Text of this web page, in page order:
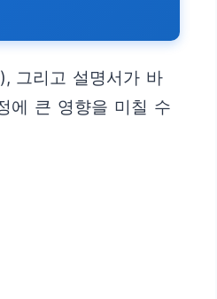
그리고 설명서가 바
에 큰 영향을 미칠 수